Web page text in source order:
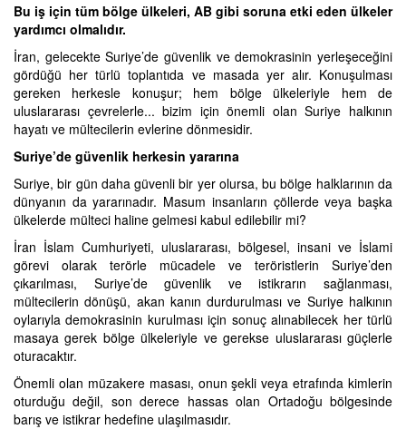
Bu iş için tüm bölge ülkeleri, AB gibi soruna etki eden ülkeler
yardımcı olmalıdır.
İran, gelecekte Suriye’de güvenlik ve demokrasinin yerleşeceğini
gördüğü her türlü toplantıda ve masada yer alır. Konuşulması
gereken herkesle konuşur; hem bölge ülkeleriyle hem de
uluslararası çevrelerle... bizim için önemli olan Suriye halkının
hayatı ve mültecilerin evlerine dönmesidir.
Suriye’de güvenlik herkesin yararına
Suriye, bir gün daha güvenli bir yer olursa, bu bölge halklarının da
dünyanın da yararınadır. Masum insanların çöllerde veya başka
ülkelerde mülteci haline gelmesi kabul edilebilir mi?
İran İslam Cumhuriyeti, uluslararası, bölgesel, insani ve İslami
görevi olarak terörle mücadele ve teröristlerin Suriye’den
çıkarılması, Suriye’de güvenlik ve istikrarın sağlanması,
mültecilerin dönüşü, akan kanın durdurulması ve Suriye halkının
oylarıyla demokrasinin kurulması için sonuç alınabilecek her türlü
masaya gerek bölge ülkeleriyle ve gerekse uluslararası güçlerle
oturacaktır.
Önemli olan müzakere masası, onun şekli veya etrafında kimlerin
oturduğu değil, son derece hassas olan Ortadoğu bölgesinde
barış ve istikrar hedefine ulaşılmasıdır.